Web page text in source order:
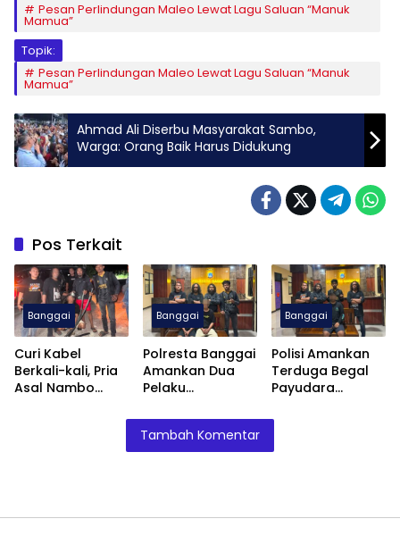
Pesan Perlindungan Maleo Lewat Lagu Saluan “Manuk
Mamua”
Topik:
Pesan Perlindungan Maleo Lewat Lagu Saluan “Manuk
Mamua”
Ahmad Ali Diserbu Masyarakat Sambo,
Warga: Orang Baik Harus Didukung
Pos Terkait
Banggai
Curi Kabel
Berkali-kali, Pria
Asal Nambo
Polresta Banggai
Banggai
Polresta Banggai
Amankan Dua
Pelaku
Anak
Banggai
Polisi Amankan
Terduga Begal
Payudara
Remaja Putri di
Tambah Komentar